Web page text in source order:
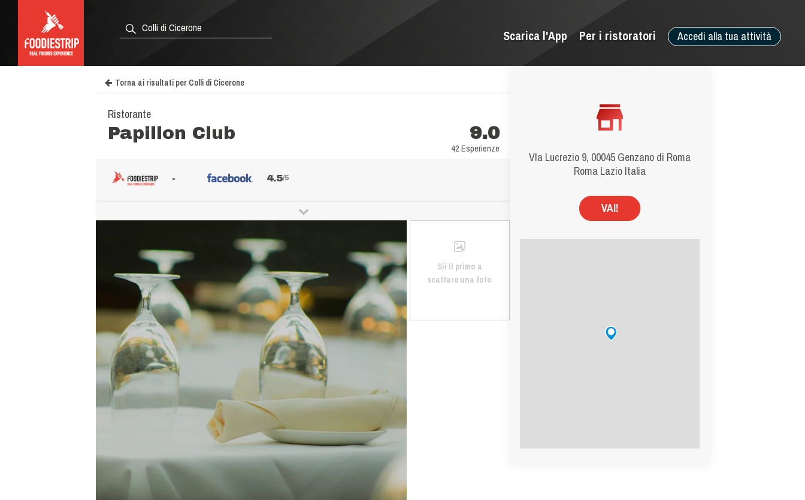
Accedi alla tua attività
Per i ristoratori
Scarica l'App
VIa Lucrezio 9, 00045 Genzano di Roma
Roma Lazio Italia
VAI!
Torna ai risultati per Colli di Cicerone
Ristorante
Papillon Club 9.0
42 Esperienze
- 4.5/5
Sii il primo a
scattare una foto